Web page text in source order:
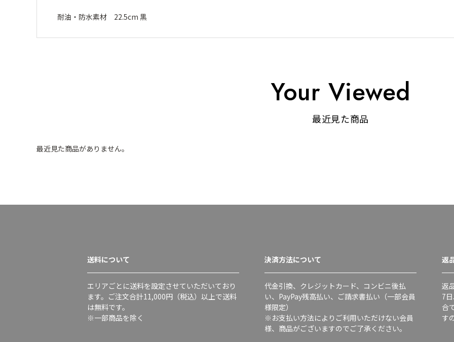
耐油・防水素材 22.5cm 黒
Your Viewed
最近見た商品
最近見た商品がありません。
送料について
エリアごとに送料を設定させていただいており
ます。ご注文合計11,000円（税込）以上で送料
は無料です。
※一部商品を除く
決済方法について
代金引換、クレジットカード、コンビニ後払
い、PayPay残高払い、ご請求書払い（一部会員
様限定）
※お支払い方法によりご利用いただけない会員
様、商品がございますのでご了承ください。
返
返
7
合
す